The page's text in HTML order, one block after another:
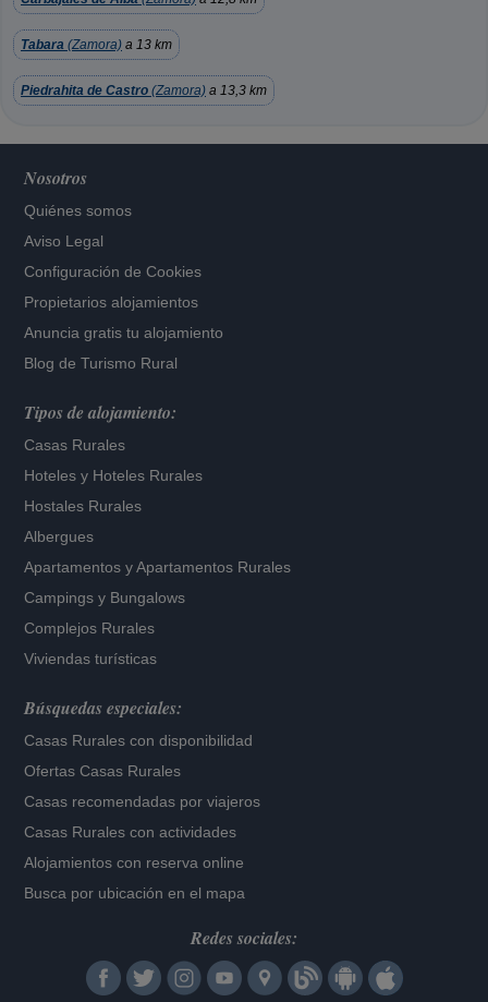
Tabara (Zamora) a 13 km
Piedrahita de Castro (Zamora) a 13,3 km
Nosotros
Quiénes somos
Aviso Legal
Configuración de Cookies
Propietarios alojamientos
Anuncia gratis tu alojamiento
Blog de Turismo Rural
Tipos de alojamiento:
Casas Rurales
Hoteles y Hoteles Rurales
Hostales Rurales
Albergues
Apartamentos yApartamentos Rurales
Campings y Bungalows
Complejos Rurales
Viviendas turísticas
Búsquedas especiales:
Casas Rurales con disponibilidad
Ofertas Casas Rurales
Casas recomendadas por viajeros
Casas Rurales con actividades
Alojamientos con reserva online
Busca por ubicación en el mapa
Redes sociales: